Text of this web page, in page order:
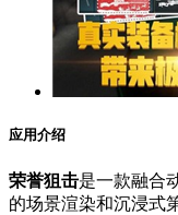
应用介绍
荣誉狙击是一款融合
的场景渲染和沉浸式